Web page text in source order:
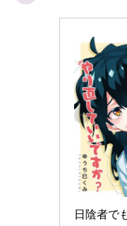
日陰者で